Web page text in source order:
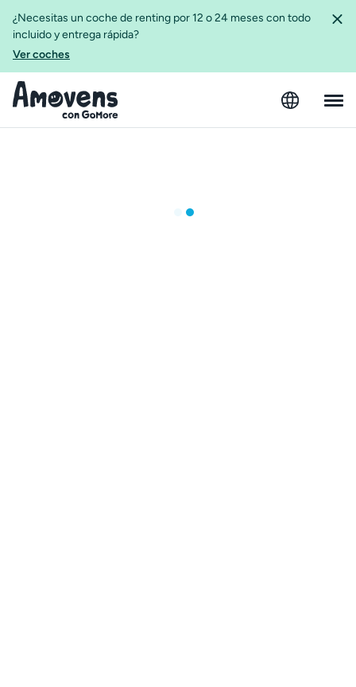
¿Necesitas un coche de renting por 12 o 24 meses con todo
incluido y entrega rápida?
Ver coches